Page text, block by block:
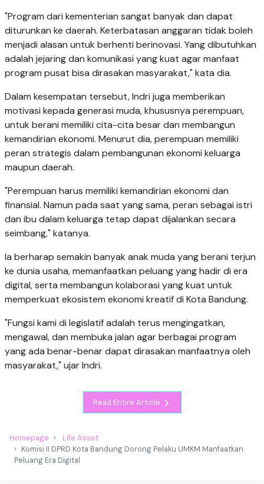
"Program dari kementerian sangat banyak dan dapat
diturunkan ke daerah. Keterbatasan anggaran tidak boleh
menjadi alasan untuk berhenti berinovasi. Yang dibutuhkan
adalah jejaring dan komunikasi yang kuat agar manfaat
program pusat bisa dirasakan masyarakat," kata dia.
Dalam kesempatan tersebut, Indri juga memberikan
motivasi kepada generasi muda, khususnya perempuan,
untuk berani memiliki cita-cita besar dan membangun
kemandirian ekonomi. Menurut dia, perempuan memiliki
peran strategis dalam pembangunan ekonomi keluarga
maupun daerah.
"Perempuan harus memiliki kemandirian ekonomi dan
finansial. Namun pada saat yang sama, peran sebagai istri
dan ibu dalam keluarga tetap dapat dijalankan secara
seimbang," katanya.
Ia berharap semakin banyak anak muda yang berani terjun
ke dunia usaha, memanfaatkan peluang yang hadir di era
digital, serta membangun kolaborasi yang kuat untuk
memperkuat ekosistem ekonomi kreatif di Kota Bandung.
"Fungsi kami di legislatif adalah terus mengingatkan,
mengawal, dan membuka jalan agar berbagai program
yang ada benar-benar dapat dirasakan manfaatnya oleh
masyarakat," ujar Indri.
Read Entire Article
Homepage
Life Asset
Komisi II DPRD Kota Bandung Dorong Pelaku UMKM Manfaatkan
Peluang Era Digital